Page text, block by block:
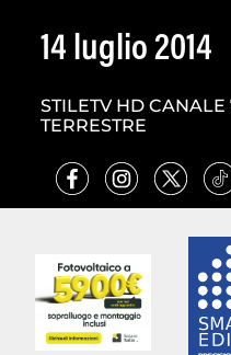
14 luglio 2014
STILETV HD
TERRESTRE